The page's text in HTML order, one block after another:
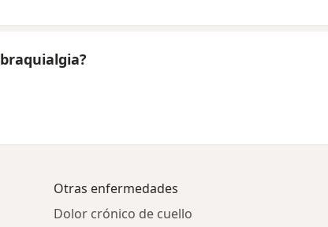
Otras enfermedades
Dolor crónico de cuello